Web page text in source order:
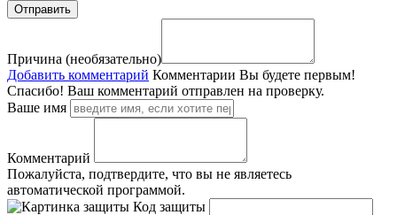
Причина (необязательно)
Добавить комментарий Комментарии Вы будете первым!
Спасибо! Ваш комментарий отправлен на проверку.
Ваше имя
Комментарий
Пожалуйста, подтвердите, что вы не являетесь
автоматической программой.
Код защиты